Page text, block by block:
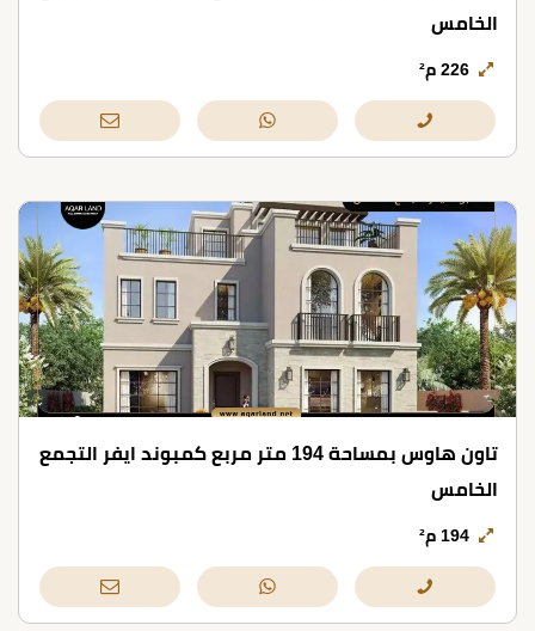
الخامس
226 م²
تاون هاوس بمساحة 194 متر مربع كمبوند ايفر التجمع
الخامس
194 م²